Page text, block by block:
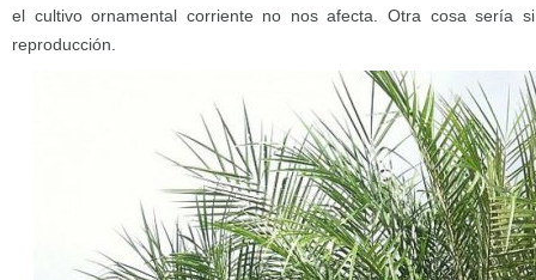
el cultivo ornamental corriente no nos afecta. Otra cosa sería
reproducción.